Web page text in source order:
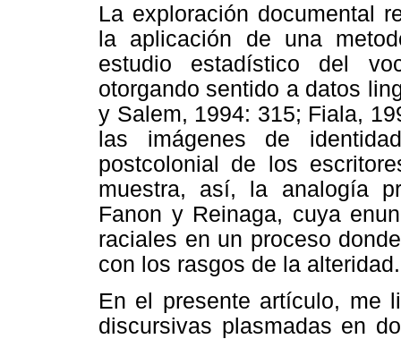
La exploración documental
la aplicación de una
estudio estadístico del
otorgando sentido a datos
y Salem, 1994: 315; Fiala,
las imágenes de
postcolonial de los
muestra, así, la analogía
Fanon y Reinaga, cuya
raciales en un proceso
con los rasgos de la alteridad.
En el presente artículo, me
discursivas plasmadas en